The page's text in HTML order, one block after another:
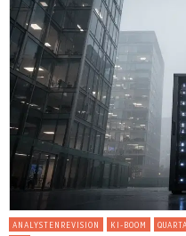
ANALYSTENREVISION KI-BOOM